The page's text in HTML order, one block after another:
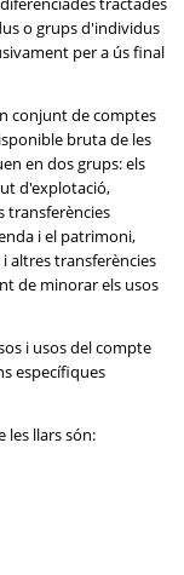
o grups d'individus
per a ús final
conjunt de comptes
bruta de les
en dos grups: els
d'explotació,
transferències
i el patrimoni,
altres transferències
de minorar els usos
i usos del compte
específiques
les llars són: